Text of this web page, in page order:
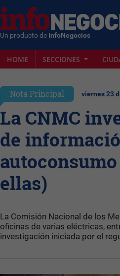
Un producto de InfoNegocios
HOME SECCIONES
Nota Principal viernes 23
La CNMC
de
ellas)
La Comisión Nacional de los
oficinas de varias eléctricas,
investigación iniciada por el